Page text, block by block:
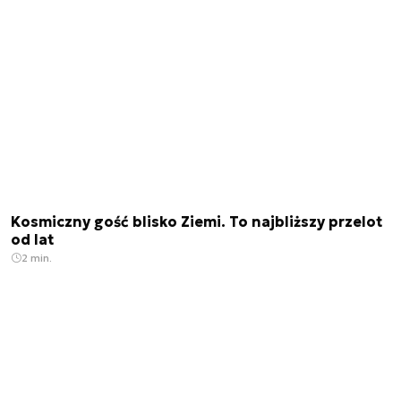
Kosmiczny gość blisko Ziemi. To najbliższy przelot
od lat
2 min.